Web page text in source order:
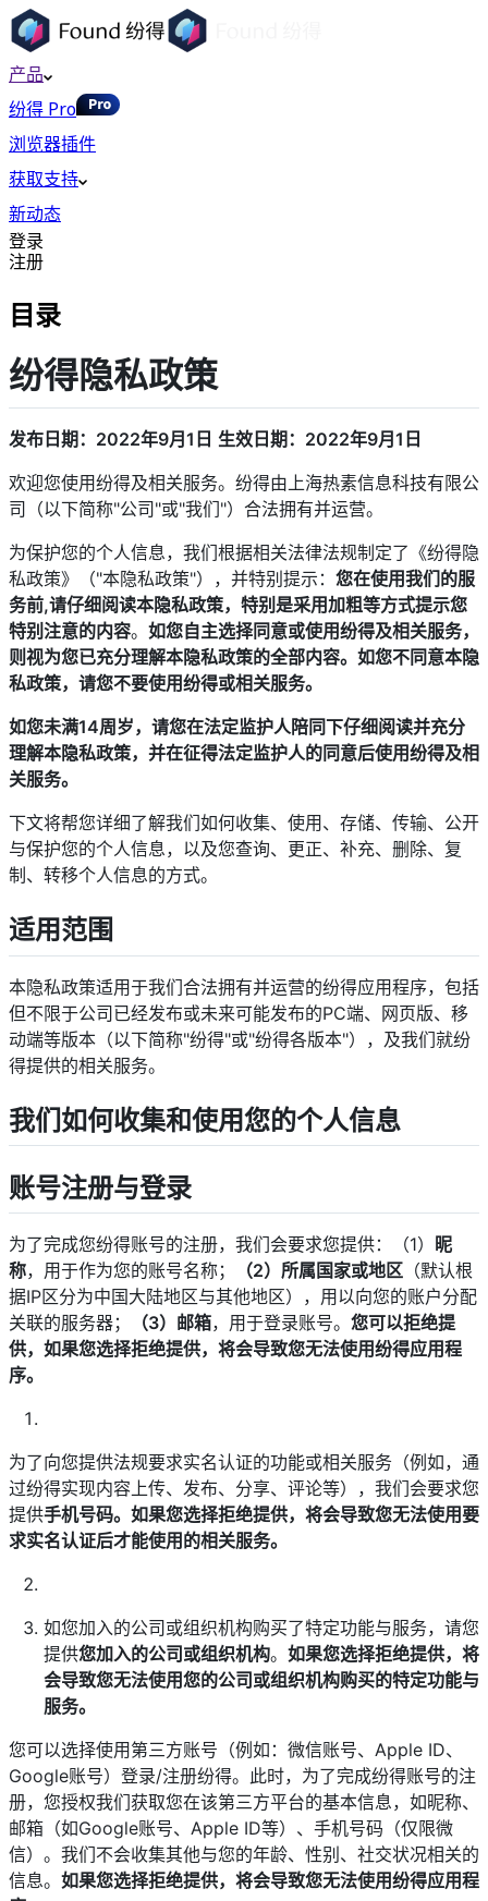
产品
纷得 Pro
浏览器插件
获取支持
新动态
登录
注册
目录
纷得隐私政策
发布日期：2022年9月1日 生效日期：2022年9月1日
欢迎您使用纷得及相关服务。纷得由上海热素信息科技有限公
司（以下简称"公司"或"我们"）合法拥有并运营。
为保护您的个人信息，我们根据相关法律法规制定了《纷得隐
私政策》（"本隐私政策"），并特别提示： 您在使用我们的服
务前,请仔细阅读本隐私政策，特别是采用加粗等方式提示您
特别注意的内容。 如您自主选择同意或使用纷得及相关服务，
则视为您已充分理解本隐私政策的全部内容。如您不同意本隐
私政策，请您不要使用纷得或相关服务。
如您未满14周岁，请您在法定监护人陪同下仔细阅读并充分
理解本隐私政策，并在征得法定监护人的同意后使用纷得及相
关服务。
下文将帮您详细了解我们如何收集、使用、存储、传输、公开
与保护您的个人信息，以及您查询、更正、补充、删除、复
制、转移个人信息的方式。
适用范围
本隐私政策适用于我们合法拥有并运营的纷得应用程序，包括
但不限于公司已经发布或未来可能发布的PC端、网页版、移
动端等版本（以下简称"纷得"或"纷得各版本"），及我们就纷
得提供的相关服务。
我们如何收集和使用您的个人信息
账号注册与登录
为了完成您纷得账号的注册，我们会要求您提供：（1） 昵
称，用于作为您的账号名称； （2）所属国家或地区 （默认根
据IP区分为中国大陆地区与其他地区），用以向您的账户分配
关联的服务器；
（3）邮箱，用于登录账号。 您可以拒绝提
供，如果您选择拒绝提供，将会导致您无法使用纷得应用程
序。
为了向您提供法规要求实名认证的功能或相关服务（例如，通
过纷得实现内容上传、发布、分享、评论等），我们会要求您
提供手机号码。如果您选择拒绝提供，将会导致您无法使用要
求实名认证后才能使用的相关服务。
如您加入的公司或组织机构购买了特定功能与服务，请您
提供您加入的公司或组织机构。 如果您选择拒绝提供，将
会导致您无法使用您的公司或组织机构购买的特定功能与
服务。
您可以选择使用第三方账号（例如：微信账号、Apple ID、
Google账号）登录/注册纷得。此时，为了完成纷得账号的注
册，您授权我们获取您在该第三方平台的基本信息，如昵称、
邮箱（如Google账号、Apple ID等）、手机号码（仅限微
信）。我们不会收集其他与您的年龄、性别、社交状况相关的
信息。 如果您选择拒绝提供，将会导致您无法使用纷得应用程